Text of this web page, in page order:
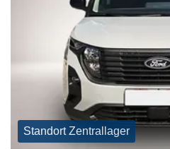
Standort Zentrallager